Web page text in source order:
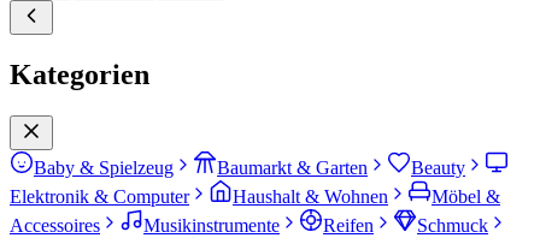
Kategorien
Baby & Spielzeug Baumarkt & Garten
Beauty
Elektronik & Computer
Haushalt & Wohnen
Möbel &
Accessoires
Musikinstrumente Reifen
Schmuck